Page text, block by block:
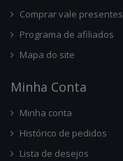
Comprar vale presentes
Programa de afiliados
Mapa do site
Minha Conta
Minha conta
Histórico de pedidos
Lista de desejos